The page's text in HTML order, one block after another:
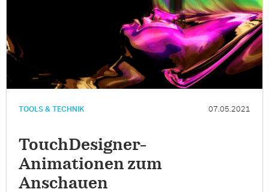
TOOLS & TECHNIK 07.05.2021
TouchDesigner-
Animationen zum
Anschauen